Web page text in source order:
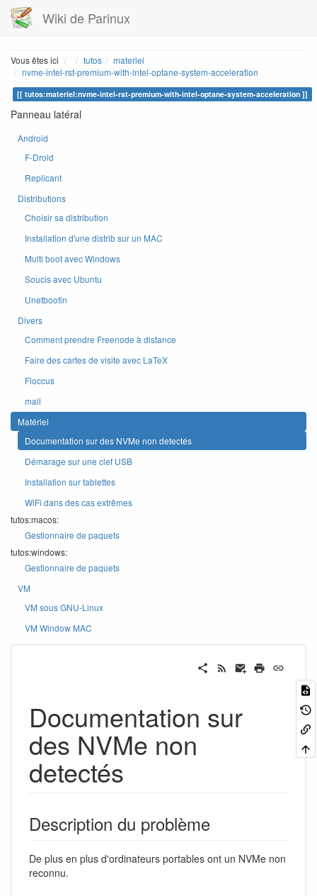
Wiki de Parinux
Vous êtes ici Home
tutos
materiel
nvme-intel-rst-premium-with-intel-optane-system-acceleration
tutos:materiel:nvme-intel-rst-premium-with-intel-optane-system-acceleration
Panneau latéral
Android
F-Droid
Replicant
Distributions
Choisir sa distribution
Installation d'une distrib sur un MAC
Multi boot avec Windows
Soucis avec Ubuntu
Unetbootin
Divers
Comment prendre Freenode à distance
Faire des cartes de visite avec LaTeX
Floccus
mail
Matériel
Documentation sur des NVMe non detectés
Démarage sur une clef USB
Installation sur tablettes
WiFi dans des cas extrêmes
tutos:macos:
Gestionnaire de paquets
tutos:windows:
Gestionnaire de paquets
VM
VM sous GNU-Linux
VM Window MAC
Documentation sur
des NVMe non
detectés
Description du problème
De plus en plus d'ordinateurs portables ont un NVMe non
reconnu.